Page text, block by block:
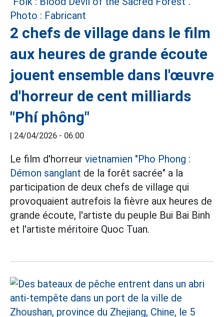
2 chefs de village dans le film
aux heures de grande écoute
jouent ensemble dans l'œuvre
d'horreur de cent milliards
"Phí phông"
| 24/04/2026 - 06:00
Le film d'horreur vietnamien "Pho Phong :
Démon sanglant de la forêt sacrée" a la
participation de deux chefs de village qui
provoquaient autrefois la fièvre aux heures de
grande écoute, l'artiste du peuple Bui Bai Binh
et l'artiste méritoire Quoc Tuan.